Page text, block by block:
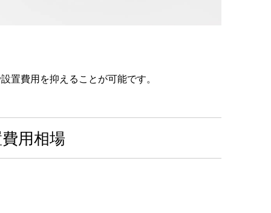
置費用を抑えることが可能です。
用相場